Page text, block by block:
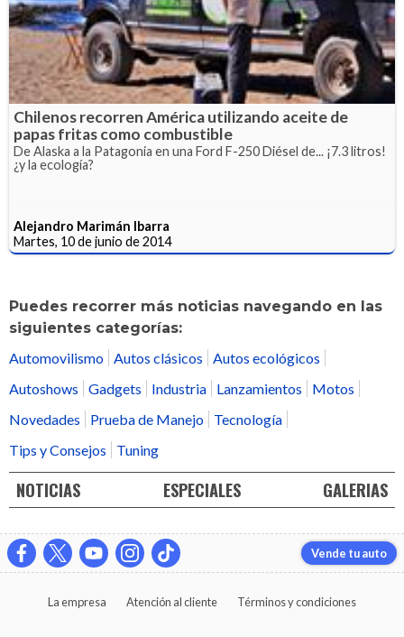
Chilenos recorren América utilizando aceite de
papas fritas como combustible
De Alaska a la Patagonia en una Ford F-250 Diésel de... ¡7.3 litros!
¿y la ecología?
Alejandro Marimán Ibarra
Martes, 10 de junio de 2014
Puedes recorrer más noticias navegando en las
siguientes categorías:
Automovilismo
Autos clásicos
Autos ecológicos
Autoshows
Gadgets Industria Lanzamientos
Motos
Novedades
Prueba de Manejo
Tecnología
Tips y Consejos
Tuning
NOTICIAS ESPECIALES GALERIAS
Vende tu auto
La empresa Atención al cliente Términos y condiciones